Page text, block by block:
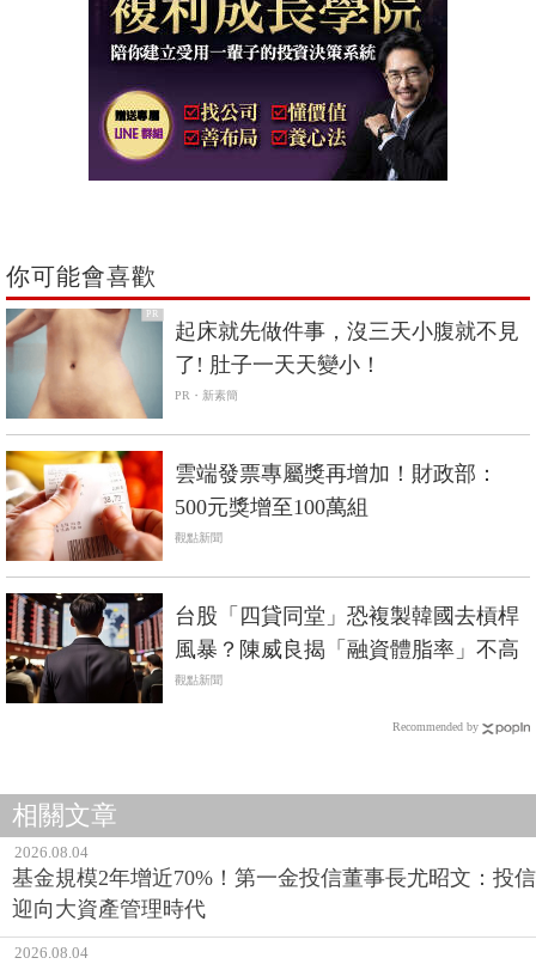
你可能會喜歡
PR
起床就先做件事，沒三天小腹就不見
了! 肚子一天天變小！
PR・新素簡
雲端發票專屬獎再增加！財政部：
500元獎增至100萬組
觀點新聞
台股「四貸同堂」恐複製韓國去槓桿
風暴？陳威良揭「融資體脂率」不高
觀點新聞
Recommended by
相關文章
2026.08.04
基金規模2年增近70%！第一金投信董事長尤昭文：投信
迎向大資產管理時代
2026.08.04